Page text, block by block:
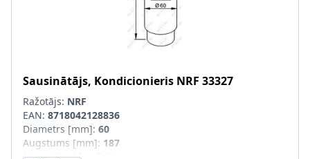
Sausinātājs, Kondicionieris NRF 33327
Ražotājs: NRF
EAN: 8718042128836
Diametrs [mm]: 60
Augstums [mm]: 187